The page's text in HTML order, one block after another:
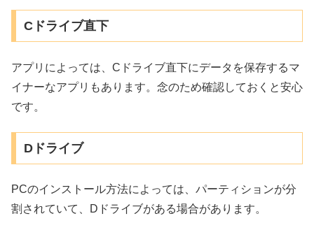
Cドライブ直下
アプリによっては、Cドライブ直下にデータを保存するマ
イナーなアプリもあります。念のため確認しておくと安心
です。
Dドライブ
PCのインストール方法によっては、パーティションが分
割されていて、Dドライブがある場合があります。